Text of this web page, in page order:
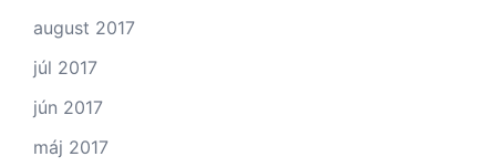
august 2017
júl 2017
jún 2017
máj 2017